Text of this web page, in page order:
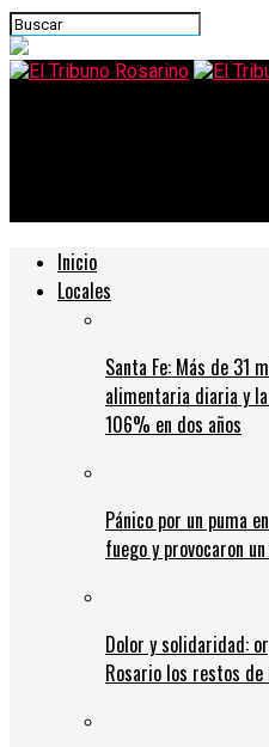
Inicio
Locales
Santa Fe: Más de 31
alimentaria diaria y
106% en dos años
Pánico por un puma
fuego y provocaron
Dolor y solidaridad:
Rosario los restos